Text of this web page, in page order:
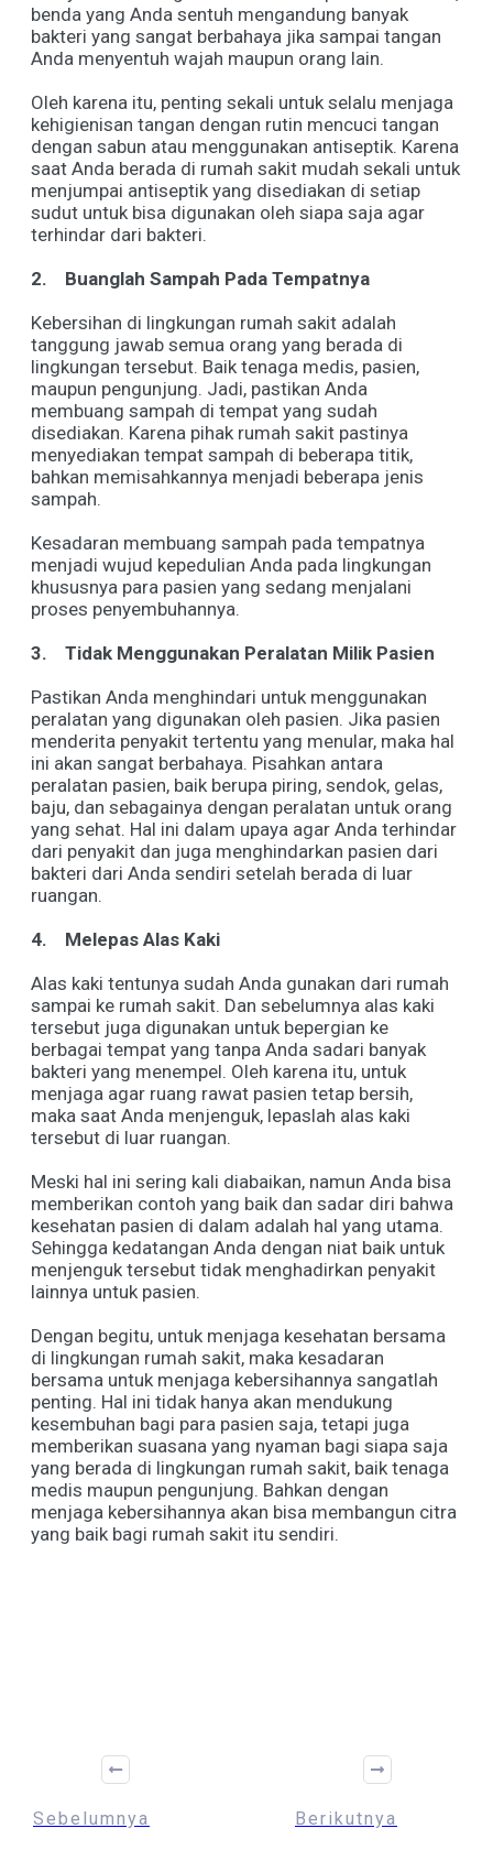
benda yang Anda sentuh mengandung banyak
bakteri yang sangat berbahaya jika sampai tangan
Anda menyentuh wajah maupun orang lain.
Oleh karena itu, penting sekali untuk selalu menjaga
kehigienisan tangan dengan rutin mencuci tangan
dengan sabun atau menggunakan antiseptik. Karena
saat Anda berada di rumah sakit mudah sekali untuk
menjumpai antiseptik yang disediakan di setiap
sudut untuk bisa digunakan oleh siapa saja agar
terhindar dari bakteri.
2.
Buanglah Sampah Pada Tempatnya
Kebersihan di lingkungan rumah sakit adalah
tanggung jawab semua orang yang berada di
lingkungan tersebut. Baik tenaga medis, pasien,
maupun pengunjung. Jadi, pastikan Anda
membuang sampah di tempat yang sudah
disediakan. Karena pihak rumah sakit pastinya
menyediakan tempat sampah di beberapa titik,
bahkan memisahkannya menjadi beberapa jenis
sampah.
Kesadaran membuang sampah pada tempatnya
menjadi wujud kepedulian Anda pada lingkungan
khususnya para pasien yang sedang menjalani
proses penyembuhannya.
3.
Tidak Menggunakan Peralatan Milik Pasien
Pastikan Anda menghindari untuk menggunakan
peralatan yang digunakan oleh pasien. Jika pasien
menderita penyakit tertentu yang menular, maka hal
ini akan sangat berbahaya. Pisahkan antara
peralatan pasien, baik berupa piring, sendok, gelas,
baju, dan sebagainya dengan peralatan untuk orang
yang sehat. Hal ini dalam upaya agar Anda terhindar
dari penyakit dan juga menghindarkan pasien dari
bakteri dari Anda sendiri setelah berada di luar
ruangan.
4.
Melepas Alas Kaki
Alas kaki tentunya sudah Anda gunakan dari rumah
sampai ke rumah sakit. Dan sebelumnya alas kaki
tersebut juga digunakan untuk bepergian ke
berbagai tempat yang tanpa Anda sadari banyak
bakteri yang menempel. Oleh karena itu, untuk
menjaga agar ruang rawat pasien tetap bersih,
maka saat Anda menjenguk, lepaslah alas kaki
tersebut di luar ruangan.
Meski hal ini sering kali diabaikan, namun Anda bisa
memberikan contoh yang baik dan sadar diri bahwa
kesehatan pasien di dalam adalah hal yang utama.
Sehingga kedatangan Anda dengan niat baik untuk
menjenguk tersebut tidak menghadirkan penyakit
lainnya untuk pasien.
Dengan begitu, untuk menjaga kesehatan bersama
di lingkungan rumah sakit, maka kesadaran
bersama untuk menjaga kebersihannya sangatlah
penting. Hal ini tidak hanya akan mendukung
kesembuhan bagi para pasien saja, tetapi juga
memberikan suasana yang nyaman bagi siapa saja
yang berada di lingkungan rumah sakit, baik tenaga
medis maupun pengunjung. Bahkan dengan
menjaga kebersihannya akan bisa membangun citra
yang baik bagi rumah sakit itu sendiri.
Sebelumnya Berikutnya